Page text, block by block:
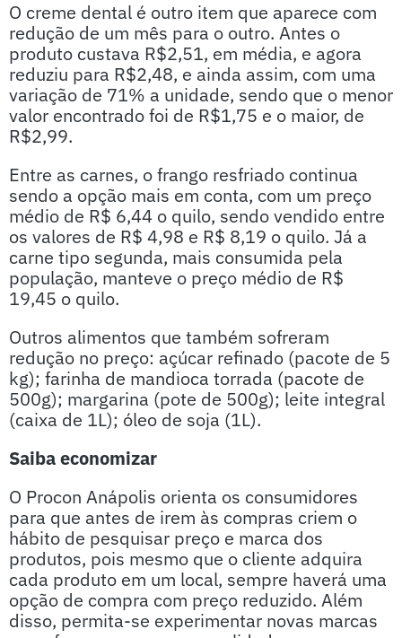
O creme dental é outro item que aparece com
redução de um mês para o outro. Antes o
produto custava R$2,51, em média, e agora
reduziu para R$2,48, e ainda assim, com uma
variação de 71% a unidade, sendo que o menor
valor encontrado foi de R$1,75 e o maior, de
R$2,99.
Entre as carnes, o frango resfriado continua
sendo a opção mais em conta, com um preço
médio de R$ 6,44 o quilo, sendo vendido entre
os valores de R$ 4,98 e R$ 8,19 o quilo. Já a
carne tipo segunda, mais consumida pela
população, manteve o preço médio de R$
19,45 o quilo.
Outros alimentos que também sofreram
redução no preço: açúcar refinado (pacote de 5
kg); farinha de mandioca torrada (pacote de
500g); margarina (pote de 500g); leite integral
(caixa de 1L); óleo de soja (1L).
Saiba economizar
O Procon Anápolis orienta os consumidores
para que antes de irem às compras criem o
hábito de pesquisar preço e marca dos
produtos, pois mesmo que o cliente adquira
cada produto em um local, sempre haverá uma
opção de compra com preço reduzido. Além
disso, permita-se experimentar novas marcas